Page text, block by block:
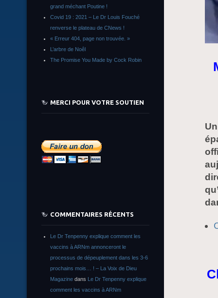
grand méchant Poutine !
Covid 19 : 2021 – Le Dr Louis Fouché
renverse le plateau de CNews !
« Erreur 404, page non trouvée. »
L’arbre de Noêl
The Promise You Made by Cock Robin
MERCI POUR VOTRE SOUTIEN
COMMENTAIRES RÉCENTS
Le Dr Tenpenny explique comment les
vaccins à ARNm annonceront le
processus de dépeuplement dans les 3-6
prochains mois… ! – La Voix de Dieu
Magazine dans Le Dr Tenpenny explique
comment les vaccins à ARNm